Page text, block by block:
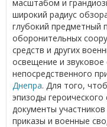
масштабом и
широкий радиус
глубокий предметный
оборонительных
средств и других
освещение и
непосредственного
Днепра. Для того,
эпизоды
документы
приказы и военные